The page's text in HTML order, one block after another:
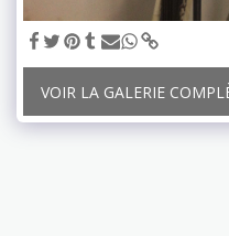
VOIR LA GALERIE